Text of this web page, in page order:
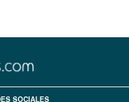
SOCIALES